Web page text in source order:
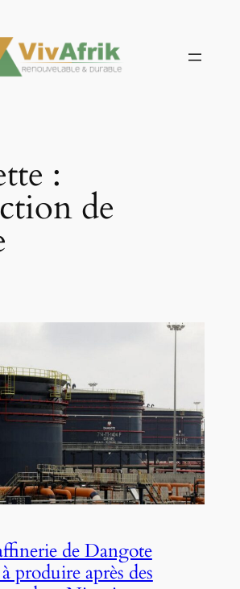
:
de
de Dangote
produire après des